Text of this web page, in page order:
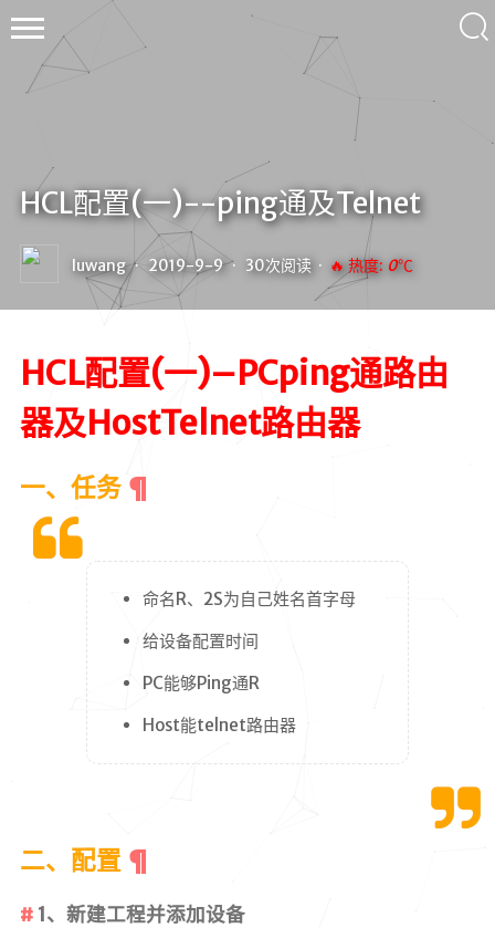
HCL配置(一)--ping通及Telnet
luwang · 2019-9-9 · 30次阅读 · 🔥 热度: 0℃
HCL配置(一)–PCping通路由
器及HostTelnet路由器
一、任务
命名R、2S为自己姓名首字母
给设备配置时间
PC能够Ping通R
Host能telnet路由器
二、配置
1、新建工程并添加设备
ー・
首页
归档
资源
歌单